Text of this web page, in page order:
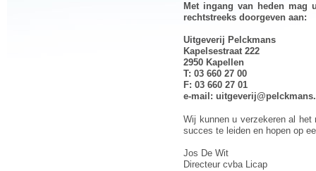
Met ingang van heden mag
rechtstreeks doorgeven aan:
Uitgeverij Pelckmans
Kapelsestraat 222
2950 Kapellen
T: 03 660 27 00
F: 03 660 27 01
e-mail:
Wij kunnen u verzekeren al het
succes te leiden en hopen op
Jos De Wit
Directeur cvba Licap